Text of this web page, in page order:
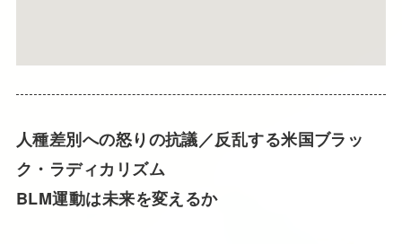
人種差別への怒りの抗議／反乱する米国ブラッ
ク・ラディカリズム
BLM運動は未来を変えるか